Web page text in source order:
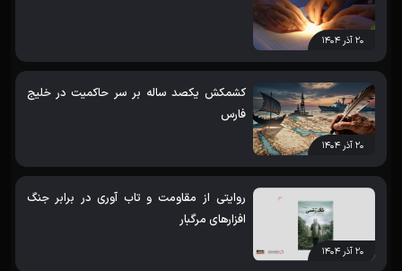
۲۰ آذر ۱۴۰۴
۲۰ آذر ۱۴۰۴
کشمکش یکصد ساله بر سر حاکمیت در خلیج
فارس
۲۰ آذر ۱۴۰۴
روایتی از مقاومت و تاب آوری در برابر جنگ
افزارهای مرگبار